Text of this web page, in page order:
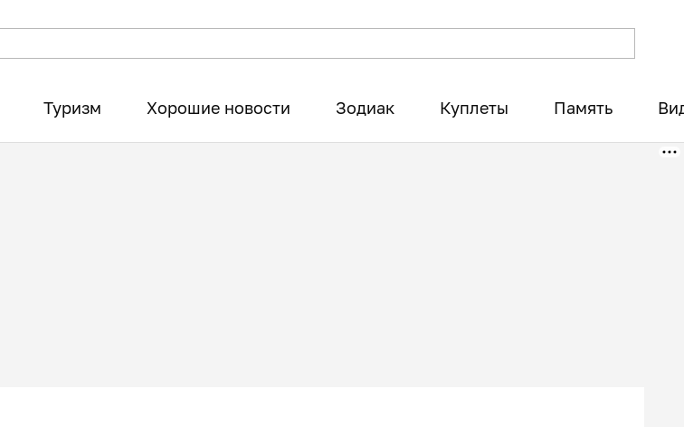
Туризм Хорошие новости Зодиак Куплеты Память